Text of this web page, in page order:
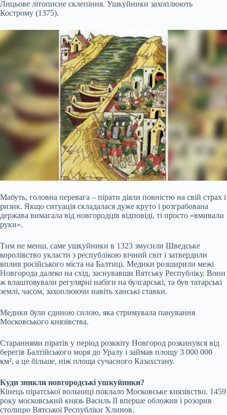
Лицьове літописне склепіння. Ушкуйники захоплюють
Кострому (1375).
Мабуть, головна перевага – пірати діяли повністю на свій страх і
ризик. Якщо ситуація складалася дуже круто і розграбована
держава вимагала від новгородців відповіді, ті просто «вмивали
руки».
Тим не менш, саме ушкуйники в 1323 змусили Шведське
королівство укласти з республікою вічний світ і затвердили
вплив російського міста на Балтиці. Медики розширили межі
Новгорода далеко на схід, заснувавши Вятську Республіку. Вони
ж влаштовували регулярні набіги на булгарські, та був татарські
землі, часом, захоплюючи навіть ханські ставки.
Медики були єдиною силою, яка стримувала панування
Московського князівства.
Стараннями піратів у період розквіту Новгород розкинувся від
берегів Балтійського моря до Уралу і займав площу 3 000 000
км², а це більше, ніж площа сучасного Казахстану.
Куди зникли новгородські ушкуйники?
Кінець піратської вольниці поклало Московське князівство. 1459
року московський князь Василь II вперше обложив і розорив
столицю Вятської Республіки Хлинов.